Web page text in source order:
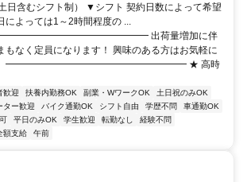
日含むシフト制） ▼シフト 契約日数によって希望
よっては1～2時間程度の ...
出荷量増加に伴
もなく定員になります！ 興味のある方はお気軽に
い！ ━━━━━━━━━━━━━━━━━━━ ★ 高時
歓迎 扶養内勤務OK 副業・WワークOK
土日祝のみOK
ター歓迎 バイク通勤OK シフト自由 学歴不問
車通勤OK
平日のみOK 学生歓迎 転勤なし
経験不問
額支給 午前